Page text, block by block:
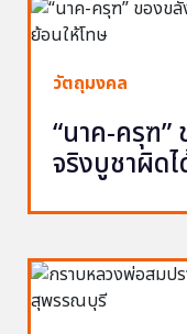
วัตถุมงคล
“นาค-ครุฑ
จริงบูชาผิดไ